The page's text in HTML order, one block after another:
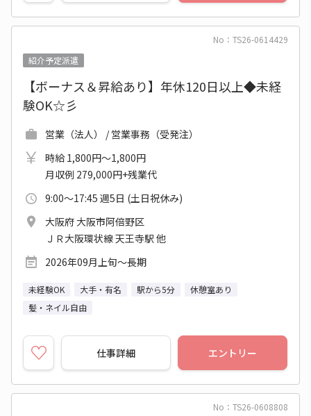
No：TS26-0614429
紹介予定派遣
【ボーナス＆昇給あり】年休120日以上◆未経
験OK☆彡
営業（法人） / 営業事務（受発注）
時給 1,800円～1,800円
月収例 279,000円+残業代
9:00～17:45 週5日 (土日祝休み)
大阪府 大阪市阿倍野区
ＪＲ大阪環状線 天王寺駅 他
2026年09月上旬～長期
未経験OK 大手・有名 駅から5分
休憩室あり
髪・ネイル自由
仕事詳細 エントリー
No：TS26-0608808